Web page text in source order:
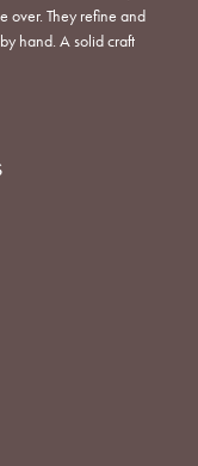
over. They refine and
hand. A solid craft